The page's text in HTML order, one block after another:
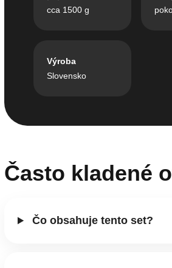
cca 1500 g
Výroba
Slovensko
Často kladené
Čo obsahuje tento set?